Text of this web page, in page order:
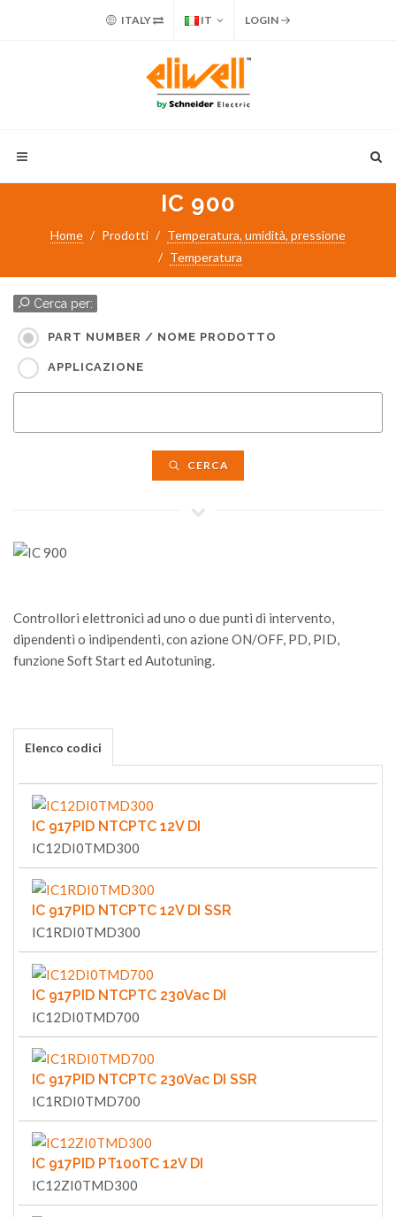
ITALY IT LOGIN
IC 900
Home Prodotti
Temperatura, umidità, pressione
Temperatura
Cerca per:
PART NUMBER / NOME PRODOTTO
APPLICAZIONE
CERCA
Controllori elettronici ad uno o due punti di intervento,
dipendenti o indipendenti, con azione ON/OFF, PD, PID,
funzione Soft Start ed Autotuning.
Elenco codici
IC 917PID NTCPTC 12V DI
IC12DI0TMD300
IC 917PID NTCPTC 12V DI SSR
IC1RDI0TMD300
IC 917PID NTCPTC 230Vac DI
IC12DI0TMD700
IC 917PID NTCPTC 230Vac DI SSR
IC1RDI0TMD700
IC 917PID PT100TC 12V DI
IC12ZI0TMD300